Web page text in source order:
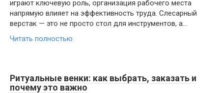
играют ключевую роль, организация рабочего места
напрямую влияет на эффективность труда. Слесарный
верстак — это не просто стол для инструментов, а…
Читать полностью
Ритуальные венки: как выбрать, заказать и
почему это важно